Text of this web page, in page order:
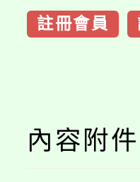
註冊會員
內容附